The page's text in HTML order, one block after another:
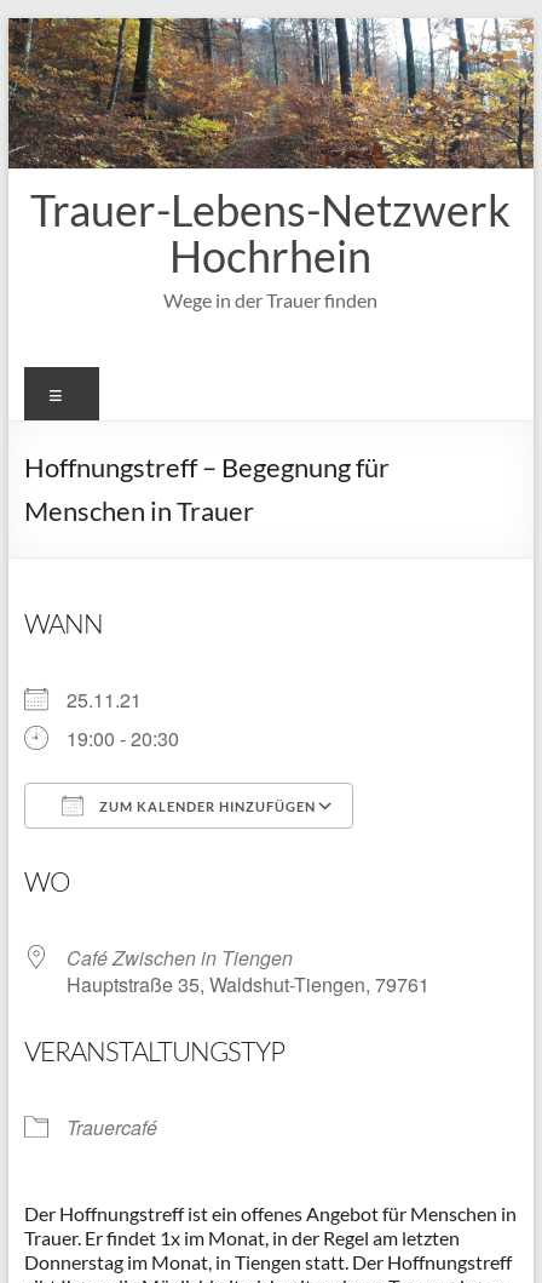
Zum
Inhalt
springen
Trauer-Lebens-Netzwerk
Hochrhein
Wege in der Trauer finden
Hoffnungstreff – Begegnung für
Menschen in Trauer
WANN
25.11.21
19:00 - 20:30
ZUM KALENDER HINZUFÜGEN
WO
Café Zwischen in Tiengen
Hauptstraße 35, Waldshut-Tiengen, 79761
VERANSTALTUNGSTYP
Trauercafé
Der Hoffnungstreff ist ein offenes Angebot für Menschen in
Trauer. Er findet 1x im Monat, in der Regel am letzten
Donnerstag im Monat, in Tiengen statt. Der Hoffnungstreff